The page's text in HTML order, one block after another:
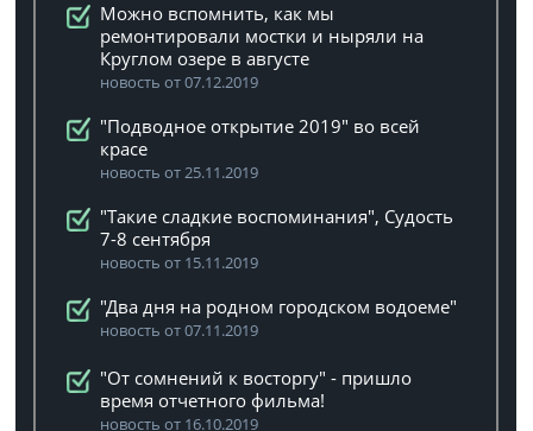
Можно вспомнить, как мы
ремонтировали мостки и ныряли на
Круглом озере в августе
новость от 07.12.2019
"Подводное открытие 2019" во всей
красе
новость от 25.11.2019
"Такие сладкие воспоминания", Судость
7-8 сентября
новость от 15.11.2019
"Два дня на родном городском водоеме"
новость от 07.11.2019
"От сомнений к восторгу" - пришло
время отчетного фильма!
новость от 16.10.2019